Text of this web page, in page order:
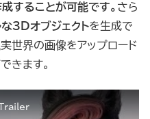
することが可能です。 さら
3Dオブジェクトを生成で
世界の画像をアップロード
きます。